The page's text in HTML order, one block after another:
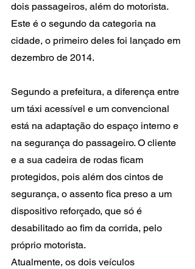
dois passageiros, além do motorista.
Este é o segundo da categoria na
cidade, o primeiro deles foi lançado em
dezembro de 2014.
Segundo a prefeitura, a diferença entre
um táxi acessível e um convencional
está na adaptação do espaço interno e
na segurança do passageiro. O cliente
e a sua cadeira de rodas ficam
protegidos, pois além dos cintos de
segurança, o assento fica preso a um
dispositivo reforçado, que só é
desabilitado ao fim da corrida, pelo
próprio motorista.
Atualmente, os dois veículos